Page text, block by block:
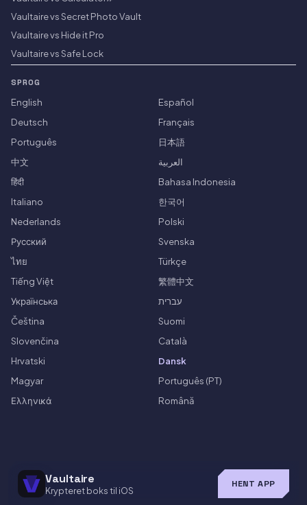
Vaultaire
Krypteret boks til iOS
HENT APP
Vaultaire vs Secret Photo Vault
Vaultaire vs Hide it Pro
Vaultaire vs Safe Lock
SPROG
English
Español
Deutsch
Français
Português
日本語
中文
العربية
हिंदी
Bahasa Indonesia
Italiano
한국어
Nederlands
Polski
Русский
Svenska
ไทย
Türkçe
Tiếng Việt
繁體中文
Українська
עברית
Čeština
Suomi
Slovenčina
Català
Hrvatski
Dansk
Magyar
Português (PT)
Ελληνικά
Română